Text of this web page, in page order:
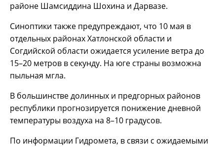
районе Шамсиддина Шохина и Дарвазе.
Синоптики также предупреждают, что 10 мая в
отдельных районах Хатлонской области и
Согдийской области ожидается усиление ветра до
15–20 метров в секунду. На юге страны возможна
пыльная мгла.
В большинстве долинных и предгорных районов
республики прогнозируется понижение дневной
температуры воздуха на 8–10 градусов.
По информации Гидромета, в связи с ожидаемыми